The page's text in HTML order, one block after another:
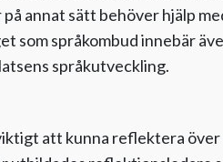
annat sätt behöver hjälp
som språkombud innebär
språkutveckling.
att kunna reflektera över